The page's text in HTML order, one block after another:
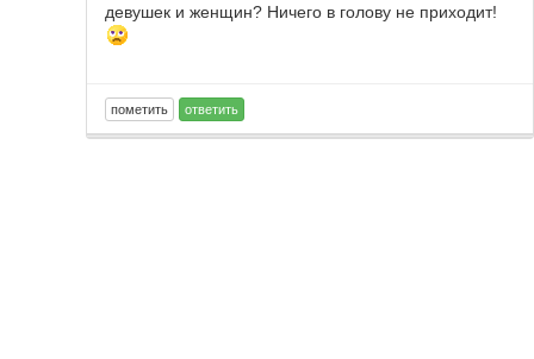
девушек и женщин? Ничего в голову не приходит!